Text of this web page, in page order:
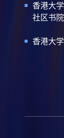
香港大
社区书院
香港大